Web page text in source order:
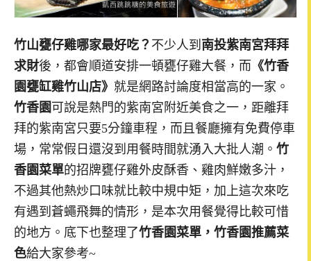
竹山甕仔雞哪家最好吃？ 不少人到 南投紫南宮拜拜
求財後，都會順道安排一頓甕仔雞大餐，而 《竹香
園甕缸雞竹山店》 就是網路討論度相當高的一家。
竹香園 可說是熱門的紫南宮附近美食之一，距離拜
拜的紫南宮只要5分鐘車程，而且餐廳擁有免費停車
場，常常假日還沒到用餐時間就湧入大批人潮。 竹
香園菜單的招牌甕仔雞外皮酥香、雞肉鮮嫩多汁，
不過其他熱炒口味就比較中規中矩，加上這次來吃
有遇到蒼蠅飛舞的情形，是本次用餐覺得比較可惜
的地方。底下也整理了竹香園菜單，竹香園推薦菜
色給大家參考~